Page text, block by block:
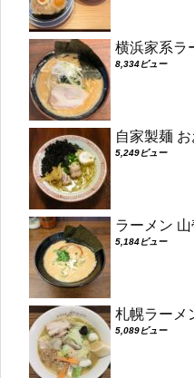
横浜家系ラ
8,334ビュー
自家製麺 お
5,249ビュー
ラーメン 山
5,184ビュー
札幌ラーメ
5,089ビュー